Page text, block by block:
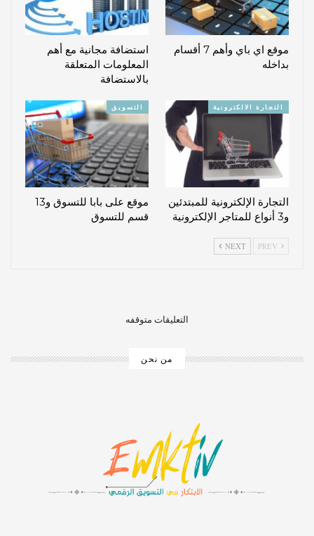
موقع اي باي وأهم 7 أقسام
بداخله
استضافة مجانية مع أهم
المعلومات المتعلقة
بالاستضافة
التجارة الالكترونية
التجارة الإلكترونية للمبتدئين
و3 أنواع للمتاجر الإلكترونية
التسويق
موقع على بابا للتسوق و13
قسم للتسوق
NEXT
التعليقات متوقفه
من نحن